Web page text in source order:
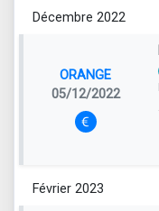
Décembre 2022
ORANGE
05/12/2022
Février 2023